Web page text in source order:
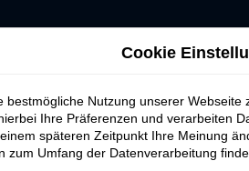
Cookie
bestmögliche Nutzung unserer
Ihre Präferenzen und verarbeiten
späteren Zeitpunkt Ihre Meinung
zum Umfang der Datenverarbeitung